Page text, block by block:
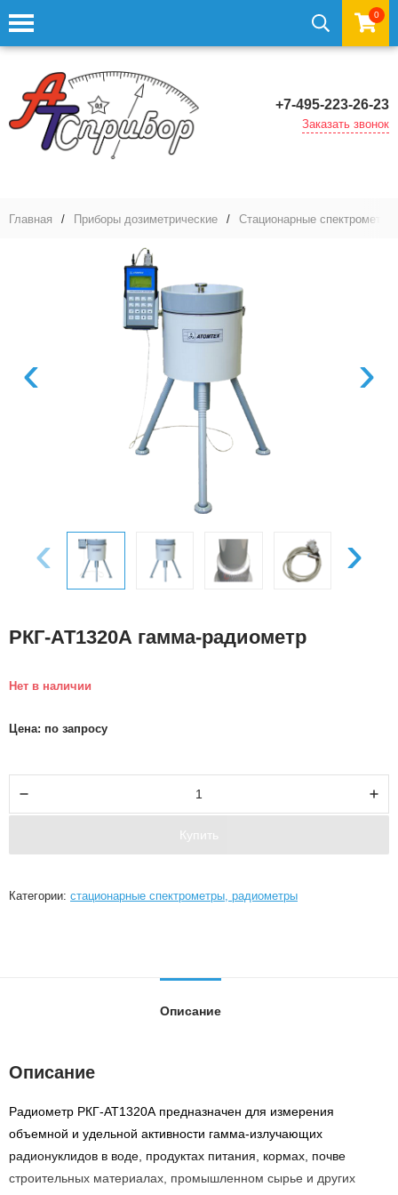
0
+7-495-223-26-23
Заказать звонок
Главная / Приборы дозиметрические / Стационарные
‹ ›
‹ ›
РКГ-АТ1320А гамма-радиометр
Нет в наличии
Цена: по запросу
Купить
Категории: стационарные спектрометры, радиометры
Описание
Описание
Радиометр РКГ-АТ1320А предназначен для измерения
объемной и удельной активности гамма-излучающих
радионуклидов в воде, продуктах питания, кормах, почве
строительных материалах, промышленном сырье и других